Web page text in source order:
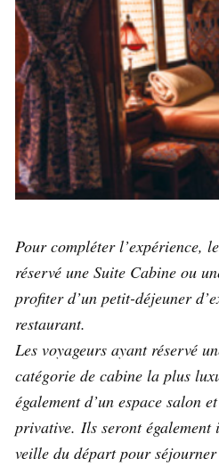
Pour compléter l’expérience,
réservé une Suite Cabine ou
profiter d’un petit-déjeuner
restaurant.
Les voyageurs ayant réservé
catégorie de cabine la plus
également d’un espace salon
privative. Ils seront
veille du départ pour